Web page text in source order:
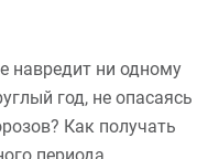
навредит ни одному
год, не опасаясь
Как получать